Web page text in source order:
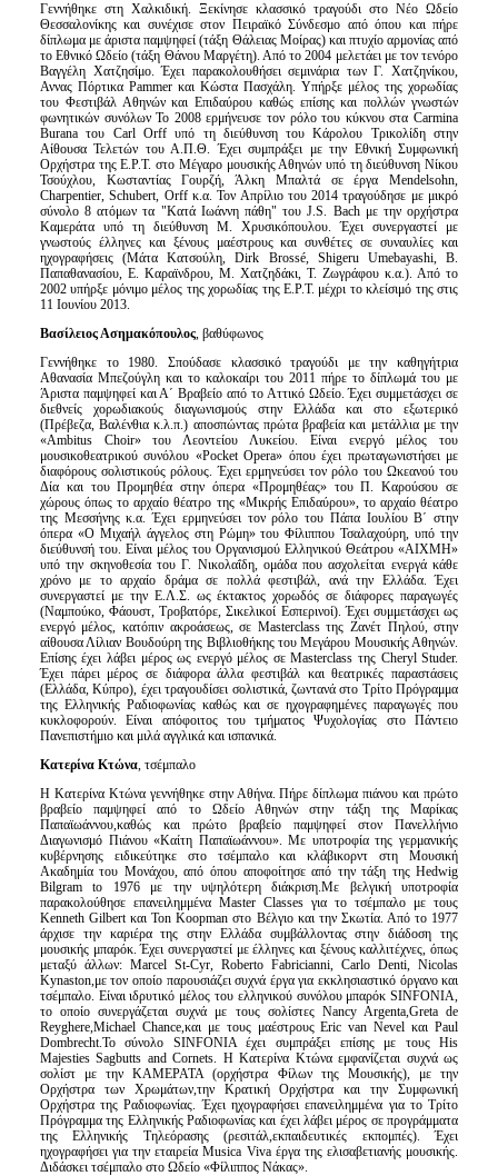
Γεννήθηκε στη Χαλκιδική. Ξεκίνησε κλασσικό τραγούδι στο Νέο Ωδείο
Θεσσαλονίκης και συνέχισε στον Πειραϊκό Σύνδεσμο από όπου και πήρε
δίπλωμα με άριστα παμψηφεί (τάξη Θάλειας Μοίρας) και πτυχίο αρμονίας από
το Εθνικό Ωδείο (τάξη Θάνου Μαργέτη). Από το 2004 μελετάει με τον τενόρο
Βαγγέλη Χατζησίμο. Έχει παρακολουθήσει σεμινάρια των Γ. Χατζηνίκου,
Αννας Πόρτικα Pammer και Κώστα Πασχάλη. Υπήρξε μέλος της χορωδίας
του Φεστιβάλ Αθηνών και Επιδαύρου καθώς επίσης και πολλών γνωστών
φωνητικών συνόλων Το 2008 ερμήνευσε τον ρόλο του κύκνου στα Carmina
Burana του Carl Orff υπό τη διεύθυνση του Κάρολου Τρικολίδη στην
Αίθουσα Τελετών του Α.Π.Θ. Έχει συμπράξει με την Εθνική Συμφωνική
Ορχήστρα της Ε.Ρ.Τ. στο Μέγαρο μουσικής Αθηνών υπό τη διεύθυνση Νίκου
Τσούχλου, Κωσταντίας Γουρζή, Άλκη Μπαλτά σε έργα Mendelsohn,
Charpentier, Schubert, Orff κ.α. Τον Απρίλιο του 2014 τραγούδησε με μικρό
σύνολο 8 ατόμων τα "Κατά Ιωάννη πάθη" του J.S. Bach με την ορχήστρα
Καμεράτα υπό τη διεύθυνση Μ. Χρυσικόπουλου. Έχει συνεργαστεί με
γνωστούς έλληνες και ξένους μαέστρους και συνθέτες σε συναυλίες και
ηχογραφήσεις (Μάτα Κατσούλη, Dirk Brossé, Shigeru Umebayashi, Β.
Παπαθανασίου, Ε. Καραϊνδρου, Μ. Χατζηδάκι, Τ. Ζωγράφου κ.α.). Από το
2002 υπήρξε μόνιμο μέλος της χορωδίας της Ε.Ρ.Τ. μέχρι το κλείσιμό της στις
11 Ιουνίου 2013.
Βασίλειος Ασημακόπουλος, βαθύφωνος
Γεννήθηκε το 1980. Σπούδασε κλασσικό τραγούδι με την καθηγήτρια
Αθανασία Μπεζούγλη και το καλοκαίρι του 2011 πήρε το δίπλωμά του με
Άριστα παμψηφεί και Α΄ Βραβείο από το Αττικό Ωδείο. Έχει συμμετάσχει σε
διεθνείς χορωδιακούς διαγωνισμούς στην Ελλάδα και στο εξωτερικό
(Πρέβεζα, Βαλένθια κ.λ.π.) αποσπώντας πρώτα βραβεία και μετάλλια με την
«Ambitus Choir» του Λεοντείου Λυκείου. Είναι ενεργό μέλος του
μουσικοθεατρικού συνόλου «Pocket Opera» όπου έχει πρωταγωνιστήσει με
διαφόρους σολιστικούς ρόλους. Έχει ερμηνεύσει τον ρόλο του Ωκεανού του
Δία και του Προμηθέα στην όπερα «Προμηθέας» του Π. Καρούσου σε
χώρους όπως το αρχαίο θέατρο της «Μικρής Επιδαύρου», το αρχαίο θέατρο
της Μεσσήνης κ.α. Έχει ερμηνεύσει τον ρόλο του Πάπα Ιουλίου Β΄ στην
όπερα «Ο Μιχαήλ άγγελος στη Ρώμη» του Φίλιππου Τσαλαχούρη, υπό την
διεύθυνσή του. Είναι μέλος του Οργανισμού Ελληνικού Θεάτρου «ΑΙΧΜΗ»
υπό την σκηνοθεσία του Γ. Νικολαΐδη, ομάδα που ασχολείται ενεργά κάθε
χρόνο με το αρχαίο δράμα σε πολλά φεστιβάλ, ανά την Ελλάδα. Έχει
συνεργαστεί με την Ε.Λ.Σ. ως έκτακτoς χορωδός σε διάφορες παραγωγές
(Ναμπούκο, Φάουστ, Τροβατόρε, Σικελικοί Εσπερινοί). Έχει συμμετάσχει ως
ενεργό μέλος, κατόπιν ακροάσεως, σε Masterclass της Ζανέτ Πηλού, στην
αίθουσα Λίλιαν Βουδούρη της Βιβλιοθήκης του Μεγάρου Μουσικής Αθηνών.
Επίσης έχει λάβει μέρος ως ενεργό μέλος σε Masterclass της Cheryl Studer.
Έχει πάρει μέρος σε διάφορα άλλα φεστιβάλ και θεατρικές παραστάσεις
(Ελλάδα, Κύπρο), έχει τραγουδίσει σολιστικά, ζωντανά στο Τρίτο Πρόγραμμα
της Ελληνικής Ραδιοφωνίας καθώς και σε ηχογραφημένες παραγωγές που
κυκλοφορούν. Είναι απόφοιτος του τμήματος Ψυχολογίας στο Πάντειο
Πανεπιστήμιο και μιλά αγγλικά και ισπανικά.
Κατερίνα Κτώνα, τσέμπαλο
Η Κατερίνα Κτώνα γεννήθηκε στην Αθήνα. Πήρε δίπλωμα πιάνου και πρώτο
βραβείο παμψηφεί από το Ωδείο Αθηνών στην τάξη της Μαρίκας
Παπαϊωάννου,καθώς και πρώτο βραβείο παμψηφεί στον Πανελλήνιο
Διαγωνισμό Πιάνου «Καίτη Παπαϊωάννου». Με υποτροφία της γερμανικής
κυβέρνησης ειδικεύτηκε στο τσέμπαλο και κλάβικορντ στη Μουσική
Ακαδημία του Μονάχου, από όπου αποφοίτησε από την τάξη της Hedwig
Bilgram to 1976 με την υψηλότερη διάκριση.Με βελγική υποτροφία
παρακολούθησε επανειλημμένα Master Classes για το τσέμπαλο με τους
Kenneth Gilbert και Ton Koopman στο Βέλγιο και την Σκωτία. Από το 1977
άρχισε την καριέρα της στην Ελλάδα συμβάλλοντας στην διάδοση της
μουσικής μπαρόκ. Έχει συνεργαστεί με έλληνες και ξένους καλλιτέχνες, όπως
μεταξύ άλλων: Marcel St-Cyr, Roberto Fabricianni, Carlo Denti, Nicolas
Kynaston,με τον οποίο παρουσιάζει συχνά έργα για εκκλησιαστικό όργανο και
τσέμπαλο. Είναι ιδρυτικό μέλος του ελληνικού συνόλου μπαρόκ SINFONIA,
το οποίο συνεργάζεται συχνά με τους σολίστες Nancy Argenta,Greta de
Reyghere,Michael Chance,και με τους μαέστρους Eric van Nevel και Paul
Dombrecht.Το σύνολο SINFONIA έχει συμπράξει επίσης με τους His
Majesties Sagbutts and Cornets. Η Κατερίνα Κτώνα εμφανίζεται συχνά ως
σολίστ με την ΚΑΜΕΡΑΤΑ (ορχήστρα Φίλων της Μουσικής), με την
Ορχήστρα των Χρωμάτων,την Κρατική Ορχήστρα και την Συμφωνική
Ορχήστρα της Ραδιοφωνίας. Έχει ηχογραφήσει επανειλημμένα για το Τρίτο
Πρόγραμμα της Ελληνικής Ραδιοφωνίας και έχει λάβει μέρος σε προγράμματα
της Ελληνικής Τηλεόρασης (ρεσιτάλ,εκπαιδευτικές εκπομπές). Έχει
ηχογραφήσει για την εταιρεία Musica Viva έργα της ελισαβετιανής μουσικής.
Διδάσκει τσέμπαλο στο Ωδείο «Φίλιππος Νάκας».